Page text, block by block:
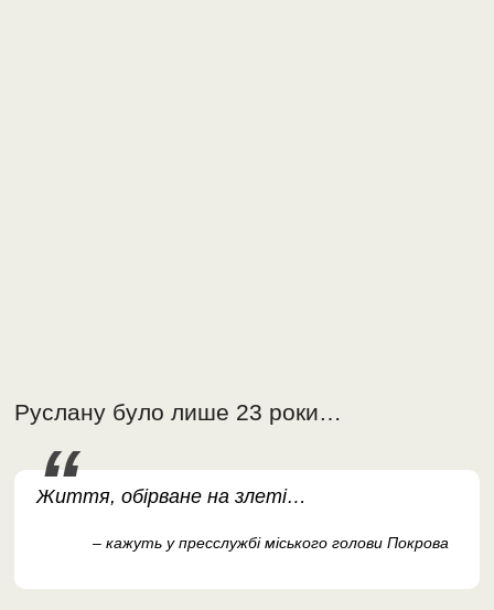
Руслану було лише 23 роки…
Життя, обірване на злеті…
– кажуть у пресслужбі міського голови Покрова